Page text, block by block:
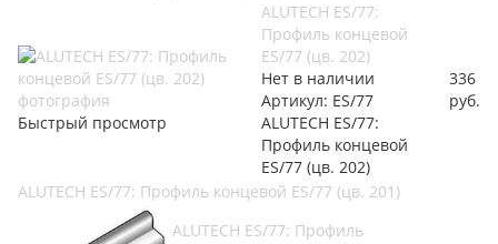
Быстрый просмотр
ALUTECH ES/77:
Профиль концевой
ES/77 (цв. 202)
Нет в наличии
Артикул: ES/77
ALUTECH ES/77:
Профиль концевой
ES/77 (цв. 202)
336
руб.
ALUTECH ES/77: Профиль концевой ES/77 (цв. 201)
ALUTECH ES/77: Профиль